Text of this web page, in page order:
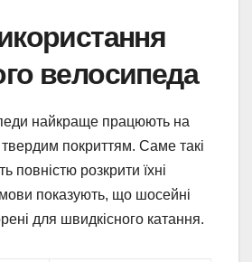
велосипеда
найкраще працюють на
твердим покриттям. Саме такі
повністю розкрити їхні
показують, що шосейні
для швидкісного катання.